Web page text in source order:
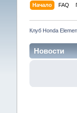
Начало FAQ
Клуб Honda
Новости